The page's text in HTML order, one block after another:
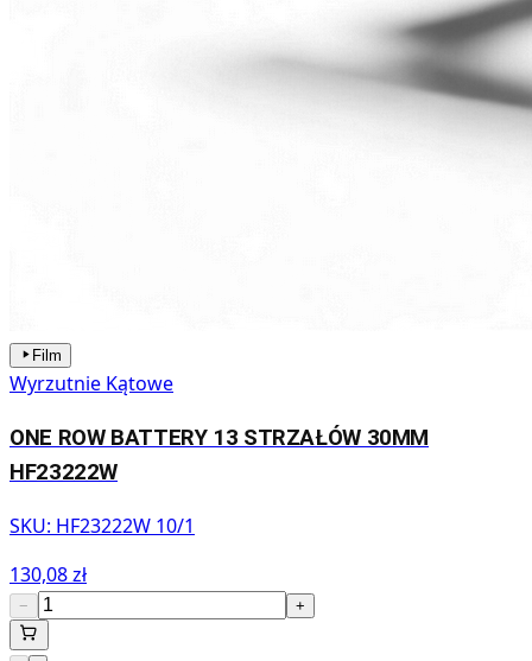
Film
Wyrzutnie Kątowe
ONE ROW BATTERY 13 STRZAŁÓW 30MM
HF23222W
SKU: HF23222W 10/1
130,08 zł
− +